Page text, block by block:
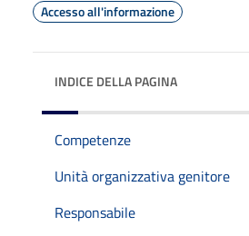
Accesso all'informazione
INDICE DELLA PAGINA
Competenze
Unità organizzativa genitore
Responsabile